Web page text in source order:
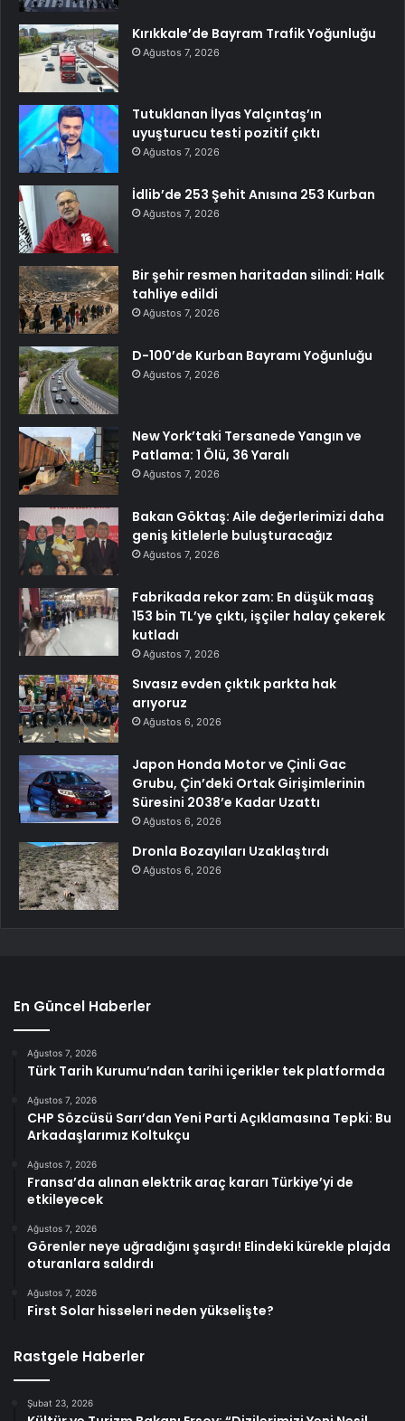
Kırıkkale’de Bayram Trafik Yoğunluğu
Ağustos 7, 2026
Tutuklanan İlyas Yalçıntaş’ın
uyuşturucu testi pozitif çıktı
Ağustos 7, 2026
İdlib’de 253 Şehit Anısına 253 Kurban
Ağustos 7, 2026
Bir şehir resmen haritadan silindi: Halk
tahliye edildi
Ağustos 7, 2026
D-100’de Kurban Bayramı Yoğunluğu
Ağustos 7, 2026
New York’taki Tersanede Yangın ve
Patlama: 1 Ölü, 36 Yaralı
Ağustos 7, 2026
Bakan Göktaş: Aile değerlerimizi daha
geniş kitlelerle buluşturacağız
Ağustos 7, 2026
Fabrikada rekor zam: En düşük maaş
153 bin TL’ye çıktı, işçiler halay çekerek
kutladı
Ağustos 7, 2026
Sıvasız evden çıktık parkta hak
arıyoruz
Ağustos 6, 2026
Japon Honda Motor ve Çinli Gac
Grubu, Çin’deki Ortak Girişimlerinin
Süresini 2038’e Kadar Uzattı
Ağustos 6, 2026
Dronla Bozayıları Uzaklaştırdı
Ağustos 6, 2026
En Güncel Haberler
Ağustos 7, 2026
Türk Tarih Kurumu’ndan tarihi içerikler tek platformda
Ağustos 7, 2026
CHP Sözcüsü Sarı’dan Yeni Parti Açıklamasına Tepki: Bu
Arkadaşlarımız Koltukçu
Ağustos 7, 2026
Fransa’da alınan elektrik araç kararı Türkiye’yi de
etkileyecek
Ağustos 7, 2026
Görenler neye uğradığını şaşırdı! Elindeki kürekle plajda
oturanlara saldırdı
Ağustos 7, 2026
First Solar hisseleri neden yükselişte?
Rastgele Haberler
Şubat 23, 2026